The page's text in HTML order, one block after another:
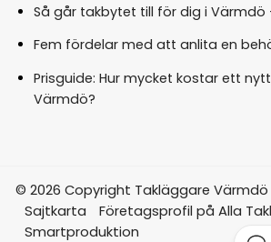
Så går takbytet till för dig i
Fem fördelar med att anlita en
Prisguide: Hur mycket kostar ett
Värmdö?
© 2026 Copyright Takläggare Värmdö
Sajtkarta
Företagsprofil på Alla
Smartproduktion